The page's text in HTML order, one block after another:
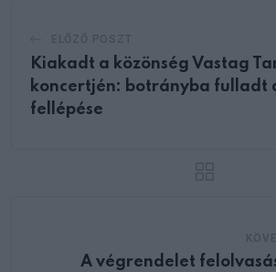
Kiakadt a közönség Vastag
koncertjén: botrányba fulladt
fellépése
A végrendelet